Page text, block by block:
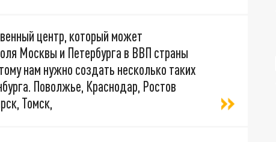
центр, который может
Москвы и Петербурга в ВВП страны
нам нужно создать несколько таких
Поволжье, Краснодар, Ростов
Томск,